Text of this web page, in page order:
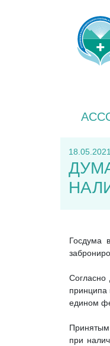
18.05.2021
Госдума
Согласно
принципа
едином
Принятым
при